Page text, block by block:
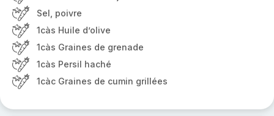
Sel, poivre
1càs Huile d’olive
1càs Graines de grenade
1càs Persil haché
1càc Graines de cumin grillées